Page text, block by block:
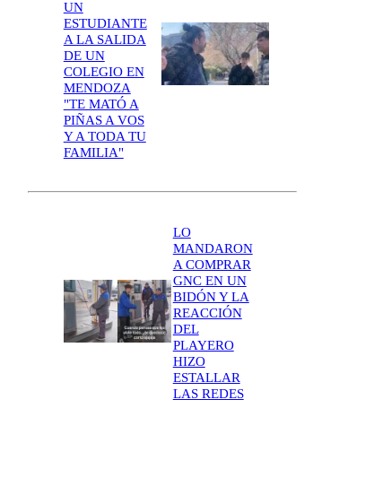
UN
ESTUDIANTE
A LA SALIDA
DE UN
COLEGIO EN
MENDOZA
"TE MATÓ A
PIÑAS A VOS
Y A TODA TU
FAMILIA"
LO
MANDARON
A COMPRAR
GNC EN UN
BIDÓN Y LA
REACCIÓN
DEL
PLAYERO
HIZO
ESTALLAR
LAS REDES